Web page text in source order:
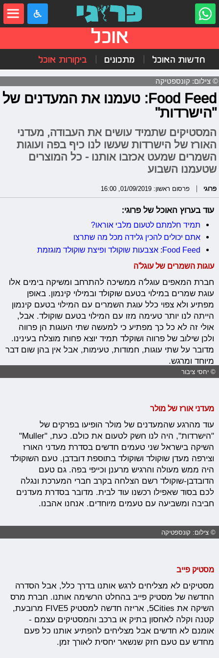
אוכל
חדשות האוכל מתכונים ביקורות אוכל
© צילום: קונספטיקה
Food Feed: טעמנו את המעדנים של
"הישרדות"
המסטיקים שתמיד עושים את העבודה, מעדני
האורז של הישרדות שעשו לנו כיף בפה ועוגות
השמרים שמעט אכזבו אותנו - כל המוצרים
שטעמנו השבוע
פרוגי פרסום ראשון: 01/09/2019, 16:00
עוד בערוץ האוכל של פרוגי:
תמיד חלמתם לטעום מלבי אוראו?
אתם יכולים להכין גלידה מכל מה שתרצו
Food Feed: אצבעות שוקולד ופיצת שוקולד מוגזמת
עוגות השמרים של עוגל'ה
חברת המאפים עוגל'ה ממשיכה להתרחב ומשיקה בימים אלו
עוגת שמרים במילוי בטעם שוקולד ובמילוי קינמון. באופן
מפתיע ולא צפוי כלל עוגת השמרים עם המילוי בטעם קינמון
הייתה לנו יותר טעימה מזו עם המילוי בטעם שוקולד. אבל,
אולי זה לא כל כך מפתיע כי למעשה שתי העוגות הן פרווה
ולכן שילוב של פרווה ושוקלד תמיד יוצא פחות מוצלח בעינינו.
מדובר על שתי עוגות, חמודות, טעימות, אבל אין בהן שום דבר
מיוחד ומרגש.
© יחסי ציבור
מעדני אורז של מולר
עוד מהרגע שהמעדנים של מולר הופיעו בפרקים של
"הישרדות", היה לנו חשק לטעום את כולם. כעת, "Muller"
השיקה בישראל שני טעמים חדשים בסדרת מעדני האורז
וצירפה מעדן שוקולד ושוקולד בתוספת דובדבן. טעם השוקולד
היה ממש מעולה והרגיש מרענן וכייפי בפה. גם טעם
הדובדבן-שוקולד רשם הצלחה בקרב חברי המערכת ונגלה
לכם בסוד שאפילו רכשנו עוד לבית. מדובר בסדרת מעדנים
חביבה ומשביעה עם טעמים מיוחדים. אנחנו אהבנו.
© צילום: קונספטיקה
מסטיק פייב
מסטיקים לא מצליחים לרגש אותנו בדרך כלל, אבל הסדרה
החדשה של מסטיק פייב בהחלט הרשימה אותנו. חברת מרס
השיקה את 5Cities, אריזה חדשה למסטיק FIVE5 מרובעת,
קטנה וקלה לאחסון בתיק או ברכב והמסטיקים עצמם -
אומנם לא חדשים אבל מצליחים להפתיע אותנו כל פעם
מחדש עם טעם חזק שנשאר יחסית לאורך זמן.